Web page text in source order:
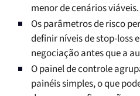
menor de cenários viáveis.
Os parâmetros de risco
definir níveis de stop-loss
negociação antes que a
O painel de controle
painéis simples, o que